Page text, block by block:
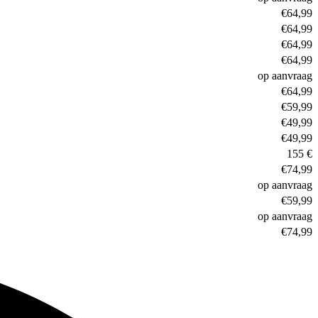
€64,99
€64,99
€64,99
€64,99
op aanvraag
€64,99
€59,99
€49,99
€49,99
155 €
€74,99
op aanvraag
€59,99
op aanvraag
€74,99